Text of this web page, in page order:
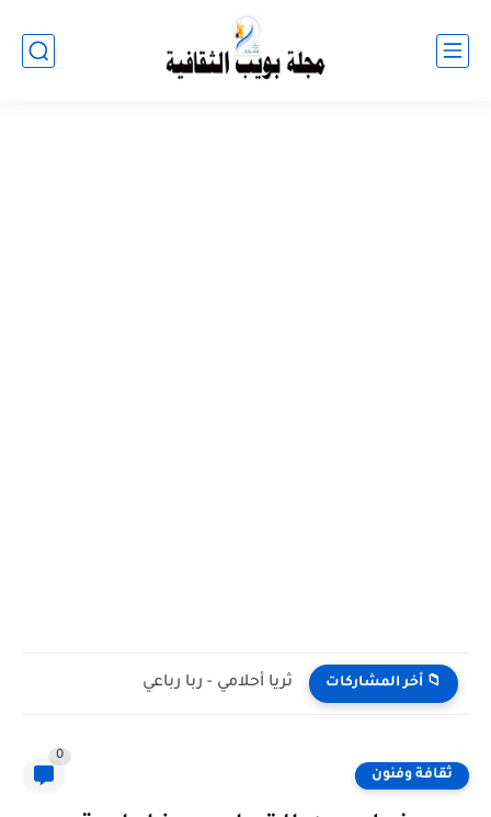
📁 أخر المشاركات ثريا أحلامي - ربا رباعي
ثقافة وفنون
0